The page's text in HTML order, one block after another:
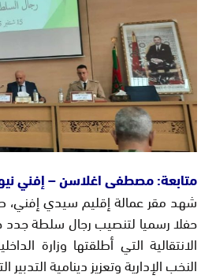
متابعة: مصطفى اغلاسن – إفني
حفلا رسميا لتنصيب رجال سلطة جدد
الانتقالية التي أطلقتها وزارة
النخب الإدارية وتعزيز دينامية التدبير